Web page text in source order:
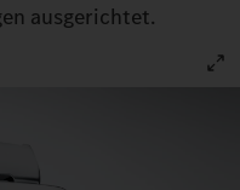
ausgerichtet.